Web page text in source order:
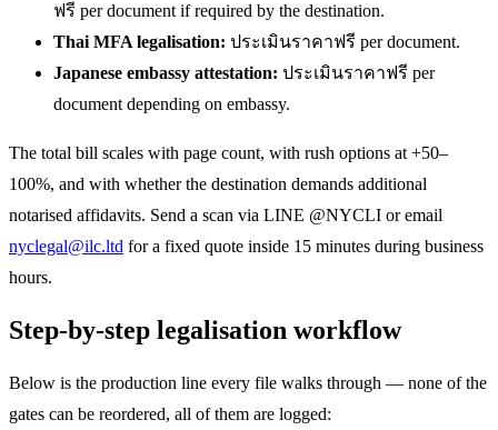
ฟรี per document if required by the destination.
Thai MFA legalisation: ประเมินราคาฟรี per document.
Japanese embassy attestation: ประเมินราคาฟรี per
document depending on embassy.
The total bill scales with page count, with rush options at +50–
100%, and with whether the destination demands additional
notarised affidavits. Send a scan via LINE @NYCLI or email
nyclegal@ilc.ltd for a fixed quote inside 15 minutes during business
hours.
Step-by-step legalisation workflow
Below is the production line every file walks through — none of the
gates can be reordered, all of them are logged: